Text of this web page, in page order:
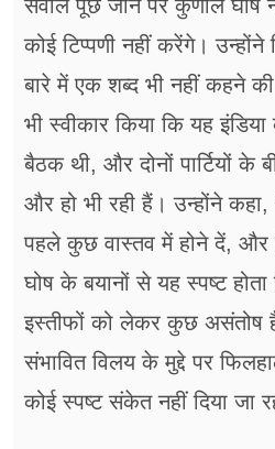
सवाल पूछे जाने पर कुणाल घोष
कोई टिप्पणी नहीं करेंगे। उन्होंने
बारे में एक शब्द भी नहीं कहने
भी स्वीकार किया कि यह
बैठक थी, और दोनों पार्टियों
और हो भी रही हैं। उन्होंने कहा,
पहले कुछ वास्तव में होने दें,
घोष के बयानों से यह स्पष्ट होता
इस्तीफों को लेकर कुछ असंतोष
संभावित विलय के मुद्दे पर
कोई स्पष्ट संकेत नहीं दिया जा